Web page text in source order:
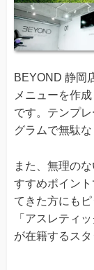
BEYOND 静岡
メニューを作
です。テンプ
グラムで無駄
また、無理の
すすめポイン
てきた方にも
「アスレティ
が在籍するス